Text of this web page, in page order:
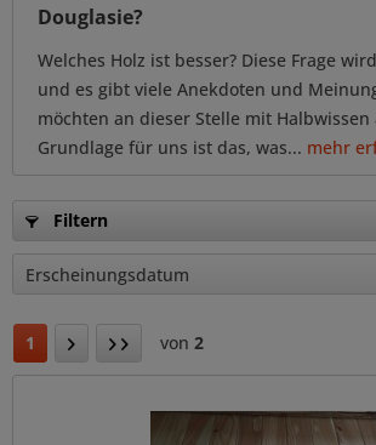
Douglasie?
Welches Holz ist besser? Diese Frage
und es gibt viele Anekdoten und
möchten an dieser Stelle mit
Grundlage für uns ist das, was... mehr
Filtern
1 von 2